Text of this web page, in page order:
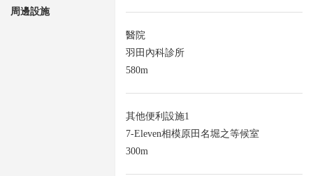
周邊設施
醫院
羽田內科診所
580m
其他便利設施1
7-Eleven相模原田名堀之等候室
300m